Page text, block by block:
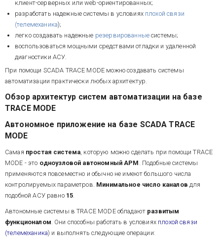
клиент-серверных или web-ориентированных;
разработать надежные системы в условиях плохой связи
(телемеханика);
легко создавать надежные резервированныесистемы;
воспользоваться мощными средствами отладки и удаленной
диагностики АСУ.
При помощи SCADA TRACE MODE можно создавать системы
автоматизации практически любых архитектур.
Обзор архитектур систем автоматизации на базе
TRACE MODE
Автономное приложение на базе SCADA TRACE
MODE
Самая простая система, которую можно сделать при помощи TRACE
MODE - это одноузловой автономный АРМ . Подобные системы
применяются повсеместно и обычно не имеют большого числа
контролируемых параметров. Минимальное число каналов для
подобной АСУ равно 15.
Автономные системы в TRACE MODE обладают развитым
функционалом. Они способны работать в условиях плохой связи
(телемеханика) и выполнять следующие операции: